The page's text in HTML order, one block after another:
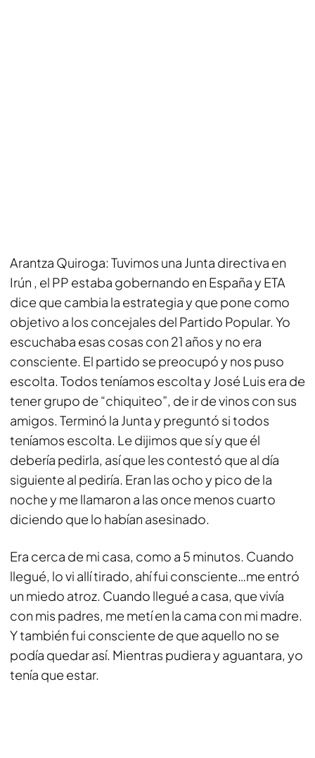
Arantza Quiroga: Tuvimos una Junta directiva en
Irún , el PP estaba gobernando en España y ETA
dice que cambia la estrategia y que pone como
objetivo a los concejales del Partido Popular. Yo
escuchaba esas cosas con 21 años y no era
consciente. El partido se preocupó y nos puso
escolta. Todos teníamos escolta y José Luis era de
tener grupo de “chiquiteo”, de ir de vinos con sus
amigos. Terminó la Junta y preguntó si todos
teníamos escolta. Le dijimos que sí y que él
debería pedirla, así que les contestó que al día
siguiente al pediría. Eran las ocho y pico de la
noche y me llamaron a las once menos cuarto
diciendo que lo habían asesinado.
Era cerca de mi casa, como a 5 minutos. Cuando
llegué, lo vi allí tirado, ahí fui consciente…me entró
un miedo atroz. Cuando llegué a casa, que vivía
con mis padres, me metí en la cama con mi madre.
Y también fui consciente de que aquello no se
podía quedar así. Mientras pudiera y aguantara, yo
tenía que estar.